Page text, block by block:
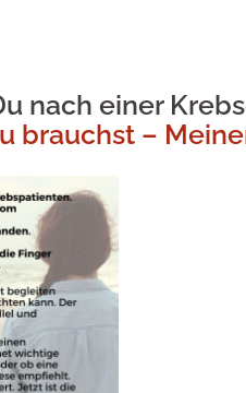
nach einer
brauchst –